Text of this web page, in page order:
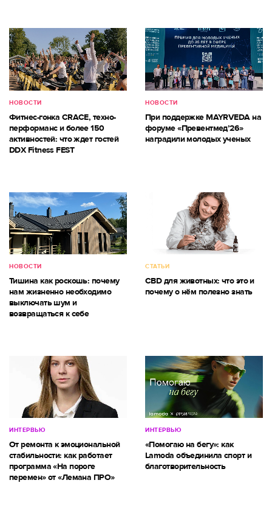
НОВОСТИ
Фитнес-гонка CRACE, техно-
перформанс и более 150
активностей: что ждет гостей
DDX Fitness FEST
НОВОСТИ
При поддержке MAYRVEDA на
форуме «Превентмед’26»
наградили молодых ученых
НОВОСТИ
Тишина как роскошь: почему
нам жизненно необходимо
выключать шум и
возвращаться к себе
СТАТЬИ
CBD для животных: что это и
почему о нём полезно знать
ИНТЕРВЬЮ
От ремонта к эмоциональной
стабильности: как работает
программа «На пороге
перемен» от «Лемана ПРО»
ИНТЕРВЬЮ
«Помогаю на бегу»: как
Lamoda объединила спорт и
благотворительность